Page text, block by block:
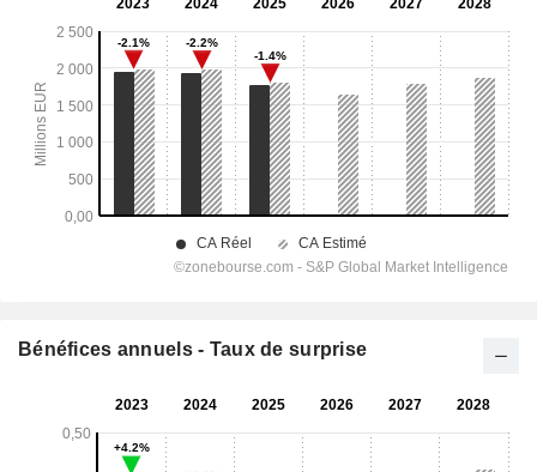
Bénéfices annuels - Taux de surprise